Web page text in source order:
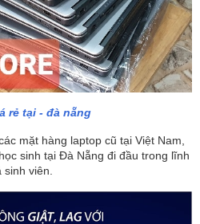
rẻ tại - đà nẵng
mặt hàng laptop cũ tại Việt Nam,
sinh tại Đà Nẵng đi đầu trong lĩnh
viên.